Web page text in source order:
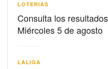
LOTERIAS
Consulta los
Miércoles 5 de agosto
LALIGA